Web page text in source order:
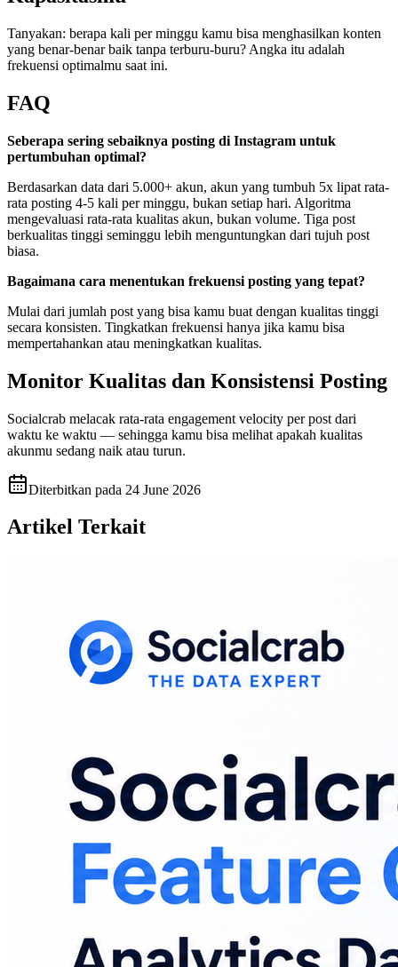
Tanyakan: berapa kali per minggu kamu bisa menghasilkan konten
yang benar-benar baik tanpa terburu-buru? Angka itu adalah
frekuensi optimalmu saat ini.
FAQ
Seberapa sering sebaiknya posting di Instagram untuk
pertumbuhan optimal?
Berdasarkan data dari 5.000+ akun, akun yang tumbuh 5x lipat rata-
rata posting 4-5 kali per minggu, bukan setiap hari. Algoritma
mengevaluasi rata-rata kualitas akun, bukan volume. Tiga post
berkualitas tinggi seminggu lebih menguntungkan dari tujuh post
biasa.
Bagaimana cara menentukan frekuensi posting yang tepat?
Mulai dari jumlah post yang bisa kamu buat dengan kualitas tinggi
secara konsisten. Tingkatkan frekuensi hanya jika kamu bisa
mempertahankan atau meningkatkan kualitas.
Monitor Kualitas dan Konsistensi Posting
Socialcrab melacak rata-rata engagement velocity per post dari
waktu ke waktu — sehingga kamu bisa melihat apakah kualitas
akunmu sedang naik atau turun.
Diterbitkan pada 24 June 2026
Artikel Terkait